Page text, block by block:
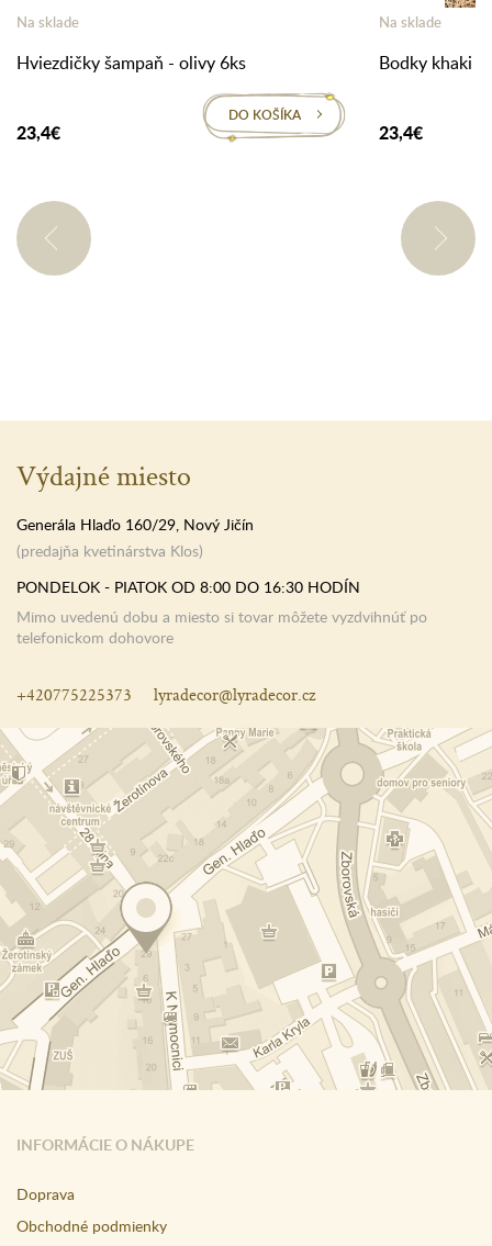
Na sklade
Hviezdičky šampaň - olivy 6ks
23,4€
DO KOŠÍKA
Na sklade
Bodky khaki -
23,4€
INFORMÁCIE O NÁKUPE
Doprava
Obchodné podmienky
Výdajné miesto
Generála Hlaďo 160/29, Nový Jičín
(predajňa kvetinárstva Klos)
PONDELOK - PIATOK OD 8:00 DO 16:30 HODÍN
Mimo uvedenú dobu a miesto si tovar môžete vyzdvihnúť po
telefonickom dohovore
+420775225373 lyradecor@lyradecor.cz